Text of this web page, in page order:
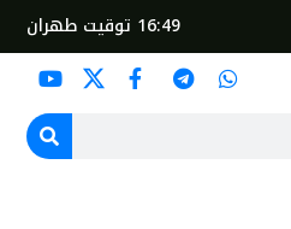
16:49 توقيت طهران